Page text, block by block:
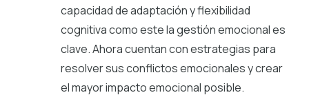
capacidad de adaptación y flexibilidad
cognitiva como este la gestión emocional es
clave. Ahora cuentan con estrategias para
resolver sus conflictos emocionales y crear
el mayor impacto emocional posible.